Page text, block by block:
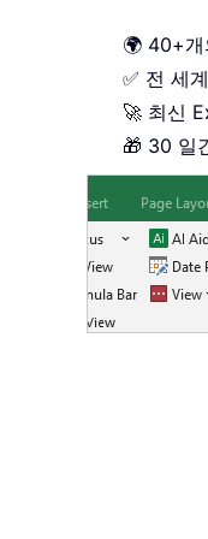
🌍 40+개
✅ 전 세
🚀 최신
🎁 30 일